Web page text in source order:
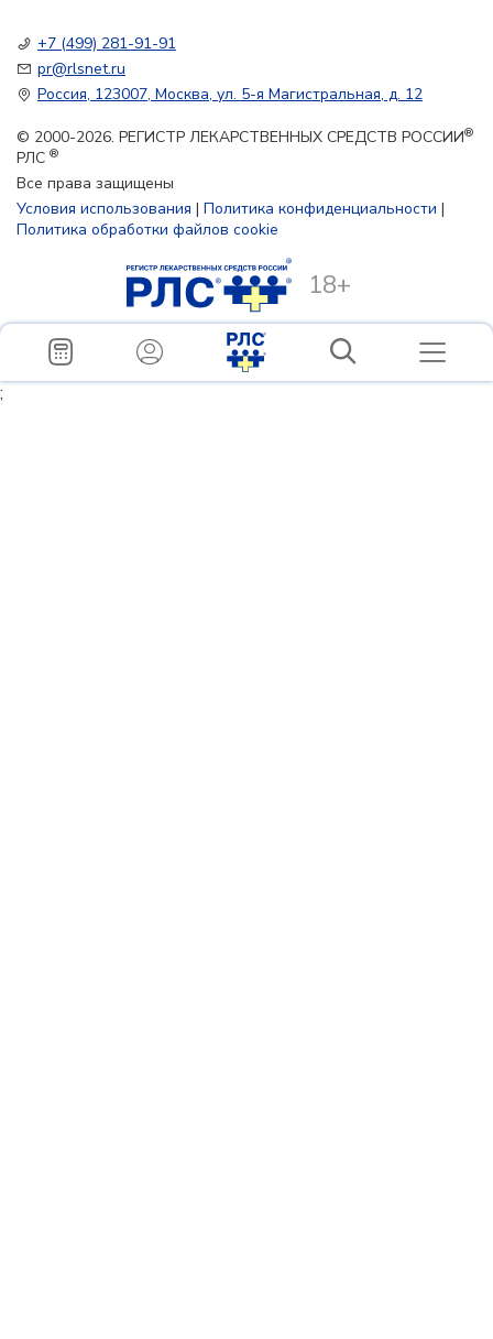
+7 (499) 281-91-91
pr@rlsnet.ru
Россия, 123007, Москва, ул. 5-я Магистральная, д. 12
© 2000-2026. РЕГИСТР ЛЕКАРСТВЕННЫХ СРЕДСТВ РОССИИ®
РЛС ®
Все права защищены
Условия использования | Политика конфиденциальности |
Политика обработки файлов cookie
18+
;